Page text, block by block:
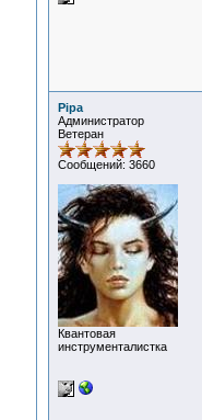
Pipa
Администратор
Ветеран
Сообщений: 3660
Квантовая
инструменталистка